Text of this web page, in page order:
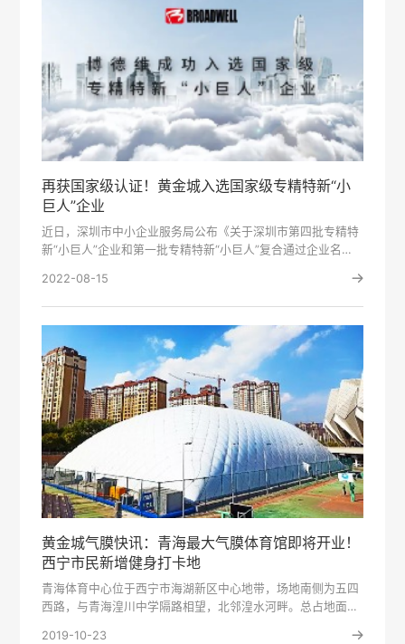
再获国家级认证！黄金城入选国家级专精特新“小
巨人”企业
近日，深圳市中小企业服务局公布《关于深圳市第四批专精特
新“小巨人”企业和第一批专精特新“小巨人”复合通过企业名单
2022-08-15
黄金城气膜快讯：青海最大气膜体育馆即将开业！
西宁市民新增健身打卡地
青海体育中心位于西宁市海湖新区中心地带，场地南侧为五四
西路，与青海湟川中学隔路相望，北邻湟水河畔。总占地面积
2019-10-23